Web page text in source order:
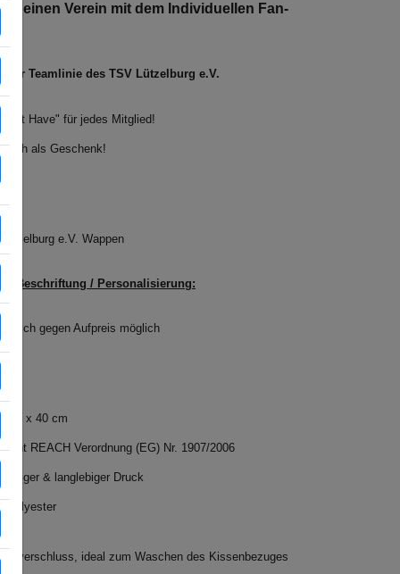
deinen Verein mit dem Individuellen Fan-
der Teamlinie des TSV Lützelburg e.V.
Have" für jedes Mitglied!
auch als Geschenk!
Lützelburg e.V. Wappen
Beschriftung / Personalisierung:
gegen Aufpreis möglich
40 x 40 cm
REACH Verordnung (EG) Nr. 1907/2006
& langlebiger Druck
Polyester
ideal zum Waschen des Kissenbezuges